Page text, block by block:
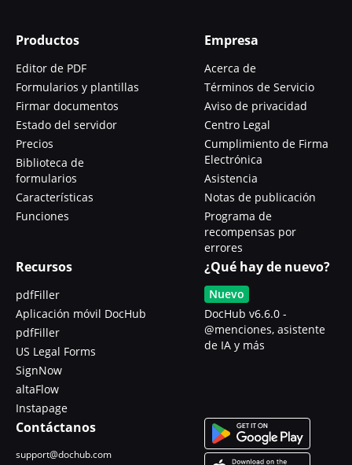
Productos
Editor de PDF
Formularios y plantillas
Firmar documentos
Estado del servidor
Precios
Biblioteca de
formularios
Características
Funciones
Empresa
Acerca de
Términos de Servicio
Aviso de privacidad
Centro Legal
Cumplimiento de Firma
Electrónica
Asistencia
Notas de publicación
Programa de
recompensas por
errores
Recursos
pdfFiller
Aplicación móvil DocHub
pdfFiller
US Legal Forms
SignNow
altaFlow
Instapage
¿Qué hay de nuevo?
Nuevo
DocHub v6.6.0 -
@menciones, asistente
de IA y más
Contáctanos
support@dochub.com